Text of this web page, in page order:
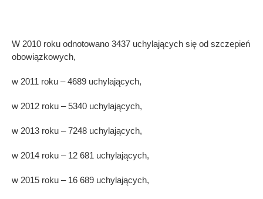
W 2010 roku odnotowano 3437 uchylających się od szczepień
obowiązkowych,
w 2011 roku – 4689 uchylających,
w 2012 roku – 5340 uchylających,
w 2013 roku – 7248 uchylających,
w 2014 roku – 12 681 uchylających,
w 2015 roku – 16 689 uchylających,